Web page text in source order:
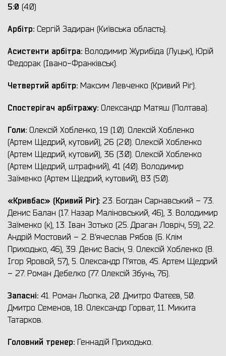
5:0 (4:0)
Арбітр: Сергій Задиран (Київська область).
Асистенти арбітра: Володимир Журибіда (Луцьк), Юрій
Федорак (Івано-Франківськ).
Четвертий арбітр: Максим Левченко (Кривий Ріг).
Спостерігач арбітражу: Олександр Матяш (Полтава).
Голи: Олексій Хобленко, 19 (1:0). Олексій Хобленко
(Артем Щедрий, кутовий), 26 (2:0). Олексій Хобленко
(Артем Щедрий, кутовий), 36 (3:0). Олексій Хобленко
(Артем Щедрий, штрафний), 41 (4:0). Володимир
Заїменко (Артем Щедрий, кутовий), 83 (5:0).
«Кривбас» (Кривий Ріг): 23. Богдан Сарнавський – 73.
Денис Балан (17. Назар Маліновський, 46), 3. Володимир
Заїменко (к), 13. Іван Зотько (25. Драган Ловріч, 59), 22.
Андрій Мостовий – 2. В’ячеслав Рябов (6. Клім
Приходько, 46), 39. Денис Васін, 9. Олексій Хобленко (8.
Ігор Яровой, 57), 5. Олександр П’ятов, 45. Артем Щедрий
– 27. Роман Дебелко (77. Олексій Збунь, 76).
Запасні: 41. Роман Льопка, 20. Дмитро Фатєєв, 50.
Дмитро Семенов, 18. Олександр Горват, 11. Микита
Татарков.
Головний тренер: Геннадій Приходько.